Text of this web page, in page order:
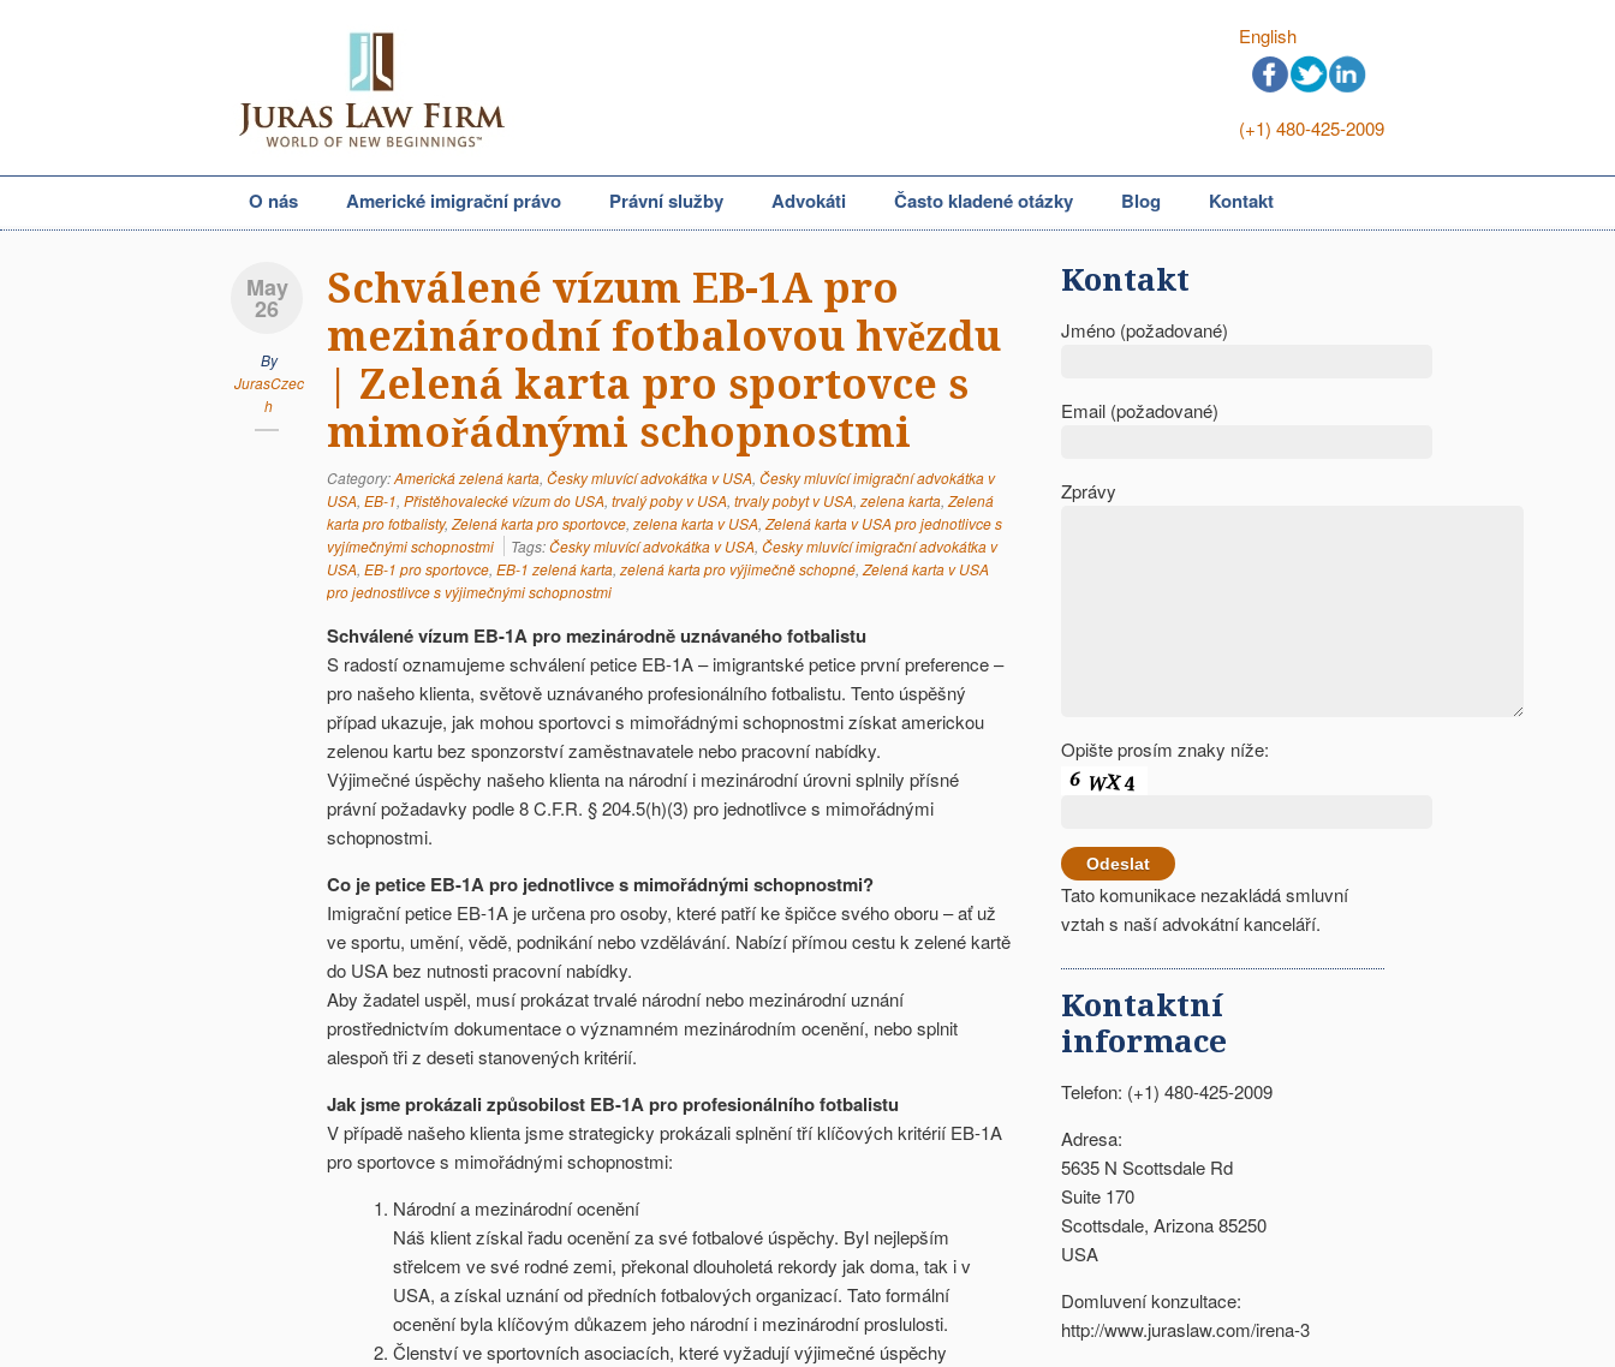
English
(+1) 480-425-2009
O nás Americké imigrační právo Právní služby Advokáti Často kladené otázky Blog Kontakt
May
26
By
JurasCzec
h
Schválené vízum EB-1A pro
mezinárodní fotbalovou hvězdu
| Zelená karta pro sportovce s
mimořádnými schopnostmi
Category:Americká zelená karta, Česky mluvící advokátka v USA, Česky mluvící imigrační advokátka v
USA, EB-1, Přistěhovalecké vízum do USA, trvalý poby v USA, trvaly pobyt v USA, zelena karta, Zelená
karta pro fotbalisty, Zelená karta pro sportovce, zelena karta v USA, Zelená karta v USA pro jednotlivce s
vyjímečnými schopnostmi
Tags:Česky mluvící advokátka v USA, Česky mluvící imigrační advokátka v
USA, EB-1 pro sportovce, EB-1 zelená karta, zelená karta pro výjimečně schopné, Zelená karta v USA
pro jednostlivce s výjimečnými schopnostmi
Schválené vízum EB-1A pro mezinárodně uznávaného fotbalistu
S radostí oznamujeme schválení petice EB-1A – imigrantské petice první preference –
pro našeho klienta, světově uznávaného profesionálního fotbalistu. Tento úspěšný
případ ukazuje, jak mohou sportovci s mimořádnými schopnostmi získat americkou
zelenou kartu bez sponzorství zaměstnavatele nebo pracovní nabídky.
Výjimečné úspěchy našeho klienta na národní i mezinárodní úrovni splnily přísné
právní požadavky podle 8 C.F.R. § 204.5(h)(3) pro jednotlivce s mimořádnými
schopnostmi.
Co je petice EB-1A pro jednotlivce s mimořádnými schopnostmi?
Imigrační petice EB-1A je určena pro osoby, které patří ke špičce svého oboru – ať už
ve sportu, umění, vědě, podnikání nebo vzdělávání. Nabízí přímou cestu k zelené kartě
do USA bez nutnosti pracovní nabídky.
Aby žadatel uspěl, musí prokázat trvalé národní nebo mezinárodní uznání
prostřednictvím dokumentace o významném mezinárodním ocenění, nebo splnit
alespoň tři z deseti stanovených kritérií.
Jak jsme prokázali způsobilost EB-1A pro profesionálního fotbalistu
V případě našeho klienta jsme strategicky prokázali splnění tří klíčových kritérií EB-1A
pro sportovce s mimořádnými schopnostmi:
Národní a mezinárodní ocenění
Náš klient získal řadu ocenění za své fotbalové úspěchy. Byl nejlepším
střelcem ve své rodné zemi, překonal dlouholetá rekordy jak doma, tak i v
USA, a získal uznání od předních fotbalových organizací. Tato formální
ocenění byla klíčovým důkazem jeho národní i mezinárodní proslulosti.
Členství ve sportovních asociacích, které vyžadují výjimečné úspěchy
Kontakt
Jméno (požadované)
Email (požadované)
Zprávy
Opište prosím znaky níže:
Tato komunikace nezakládá smluvní
vztah s naší advokátní kanceláří.
Kontaktní
informace
Telefon: (+1) 480-425-2009
Adresa:
5635 N Scottsdale Rd
Suite 170
Scottsdale, Arizona 85250
USA
Domluvení konzultace:
http://www.juraslaw.com/irena-3